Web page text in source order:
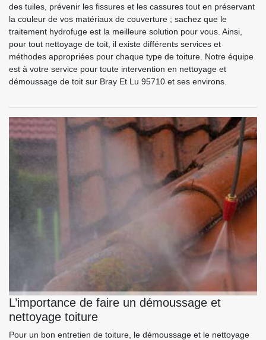
des tuiles, prévenir les fissures et les cassures tout en préservant
la couleur de vos matériaux de couverture ; sachez que le
traitement hydrofuge est la meilleure solution pour vous. Ainsi,
pour tout nettoyage de toit, il existe différents services et
méthodes appropriées pour chaque type de toiture. Notre équipe
est à votre service pour toute intervention en nettoyage et
démoussage de toit sur Bray Et Lu 95710 et ses environs.
L’importance de faire un démoussage et
nettoyage toiture
Pour un bon entretien de toiture, le démoussage et le nettoyage